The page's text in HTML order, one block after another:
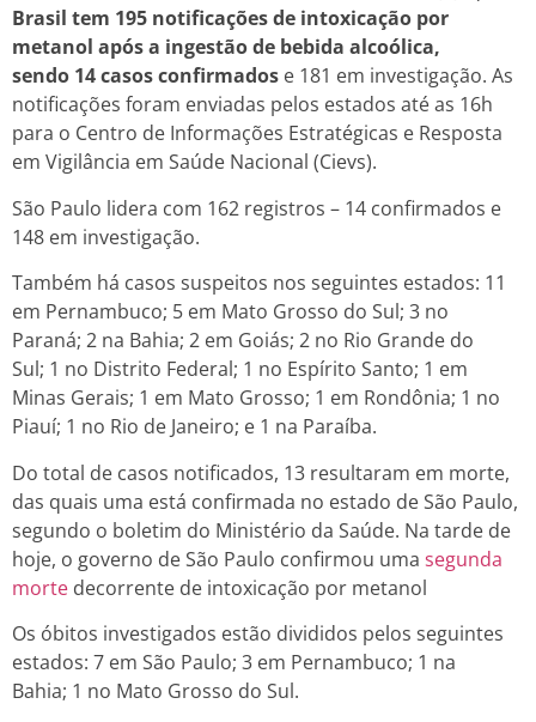
Brasil tem 195 notificações de intoxicação por
metanol após a ingestão de bebida alcoólica,
sendo 14 casos confirmados e 181 em investigação. As
notificações foram enviadas pelos estados até as 16h
para o Centro de Informações Estratégicas e Resposta
em Vigilância em Saúde Nacional (Cievs).
São Paulo lidera com 162 registros – 14 confirmados e
148 em investigação.
Também há casos suspeitos nos seguintes estados: 11
em Pernambuco; 5 em Mato Grosso do Sul; 3 no
Paraná; 2 na Bahia; 2 em Goiás; 2 no Rio Grande do
Sul; 1 no Distrito Federal; 1 no Espírito Santo; 1 em
Minas Gerais; 1 em Mato Grosso; 1 em Rondônia; 1 no
Piauí; 1 no Rio de Janeiro; e 1 na Paraíba.
Do total de casos notificados, 13 resultaram em morte,
das quais uma está confirmada no estado de São Paulo,
segundo o boletim do Ministério da Saúde. Na tarde de
hoje, o governo de São Paulo confirmou uma segunda
morte decorrente de intoxicação por metanol
Os óbitos investigados estão divididos pelos seguintes
estados: 7 em São Paulo; 3 em Pernambuco; 1 na
Bahia; 1 no Mato Grosso do Sul.